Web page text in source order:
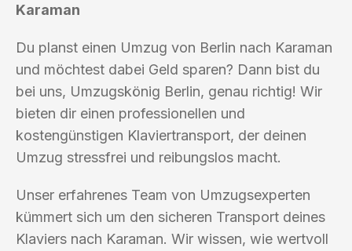
Karaman
Du planst einen Umzug von Berlin nach Karaman
und möchtest dabei Geld sparen? Dann bist du
bei uns, Umzugskönig Berlin, genau richtig! Wir
bieten dir einen professionellen und
kostengünstigen Klaviertransport, der deinen
Umzug stressfrei und reibungslos macht.
Unser erfahrenes Team von Umzugsexperten
kümmert sich um den sicheren Transport deines
Klaviers nach Karaman. Wir wissen, wie wertvoll